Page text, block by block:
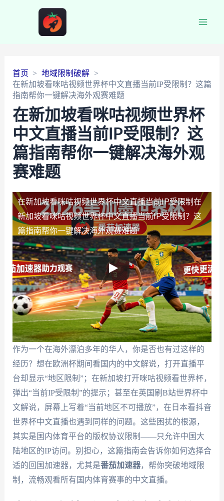
首页
地域限制破解
在新加坡看咪咕视频世界杯中文直播当前IP受限制？这篇
指南帮你一键解决海外观赛难题
在新加坡看咪咕视频世界杯
中文直播当前IP受限制？这
篇指南帮你一键解决海外观
赛难题
在新加坡看咪咕视频世界杯中文直播当前IP受限制 在
新加坡看咪咕视频世界杯中文直播当前IP受限制？这
篇指南帮你一键解决海外观赛难题
作为一个在海外漂泊多年的华人，你是否也有过这样的
经历？想在欧洲杯期间看国内的中文解说，打开直播平
台却显示“地区限制”；在新加坡打开咪咕视频看世界杯，
弹出“当前IP受限制”的提示；甚至在英国刷B站世界杯中
文解说，屏幕上写着“当前地区不可播放”，在日本看抖音
世界杯中文直播也遇到同样的问题。这些困扰的根源，
其实是国内体育平台的版权协议限制——只允许中国大
陆地区的IP访问。别担心，这篇指南会告诉你如何选择合
适的回国加速器，尤其是番茄加速器，帮你突破地域限
制，流畅观看所有国内体育赛事的中文直播。